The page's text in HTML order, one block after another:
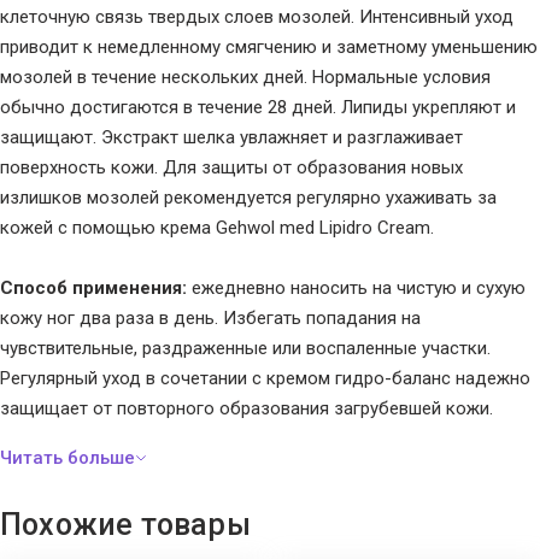
клеточную связь твердых слоев мозолей. Интенсивный уход
приводит к немедленному смягчению и заметному уменьшению
мозолей в течение нескольких дней. Нормальные условия
обычно достигаются в течение 28 дней. Липиды укрепляют и
защищают. Экстракт шелка увлажняет и разглаживает
поверхность кожи. Для защиты от образования новых
излишков мозолей рекомендуется регулярно ухаживать за
кожей с помощью крема Gehwol med Lipidro Cream.
Способ применения: ежедневно наносить на чистую и сухую
кожу ног два раза в день. Избегать попадания на
чувствительные, раздраженные или воспаленные участки.
Регулярный уход в сочетании с кремом гидро-баланс надежно
защищает от повторного образования загрубевшей кожи.
Состав:Aqua (Water), Urea, Persea Gratissima (Avocado) Oil,
Palmitate, Octyldodecanol, Glyceryl Stearate, Cetyl Alcohol, PPG-3
Похожие товары